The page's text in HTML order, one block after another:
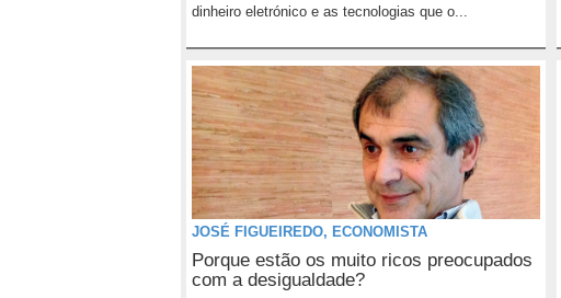
dinheiro eletrónico e as tecnologias que o...
JOSÉ FIGUEIREDO, ECONOMISTA
Porque estão os muito ricos preocupados
com a desigualdade?